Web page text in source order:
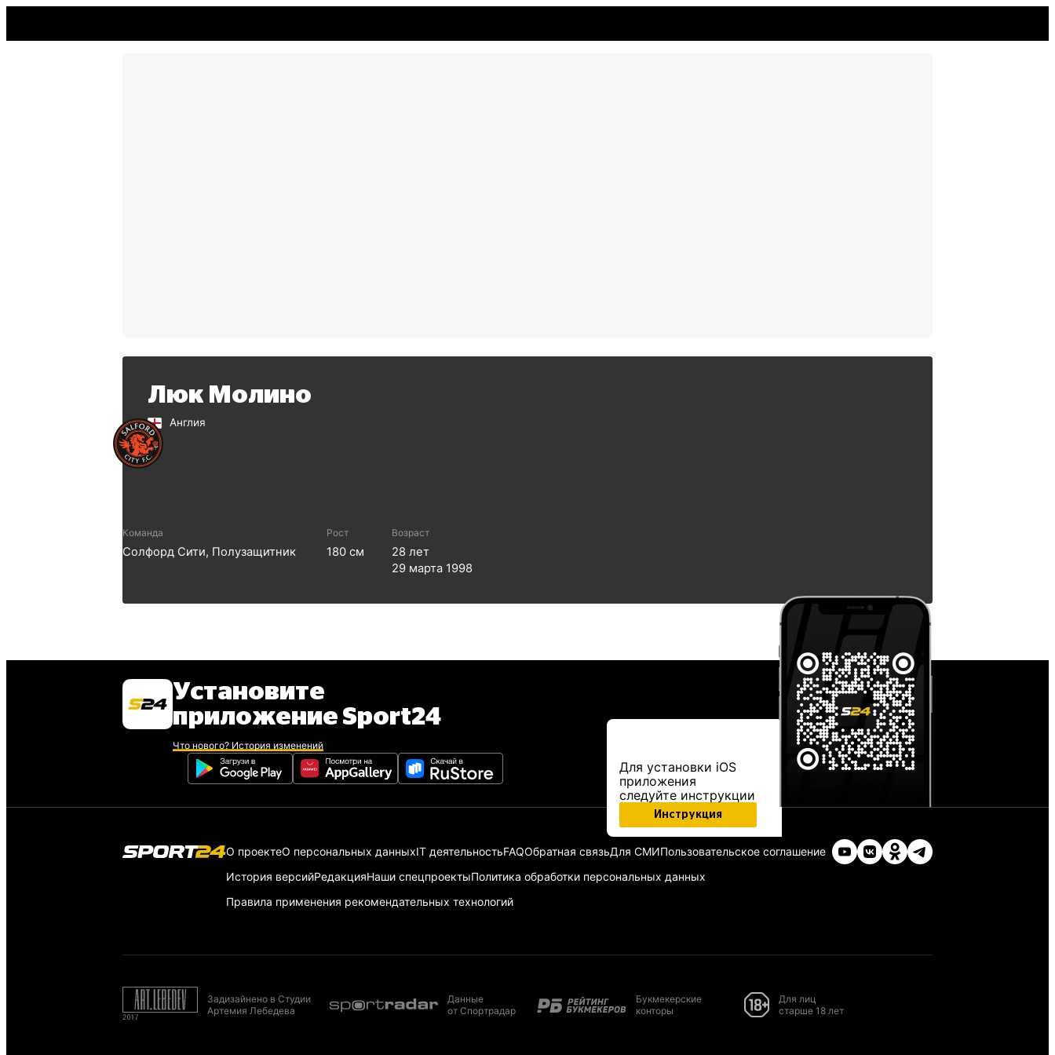
Люк Молино
Англия
Команда
Солфорд Сити, Полузащитник
Рост
180 см
Возраст
28 лет
29 марта 1998
Установите
приложение Sport24
Что нового? История изменений
Для установки iOS
приложения
следуйте инструкции
Инструкция
О проектеО персональных данныхIT деятельностьFAQОбратная связьДля СМИПользовательское соглашение
История версийРедакцияНаши спецпроектыПолитика обработки персональных данных
Правила применения рекомендательных технологий
Задизайнено в Студии
Артемия Лебедева
Данные
от Спортрадар
Букмекерские
конторы
Для лиц
старше 18 лет